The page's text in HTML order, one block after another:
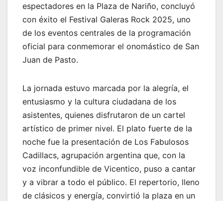
espectadores en la Plaza de Nariño, concluyó
con éxito el Festival Galeras Rock 2025, uno
de los eventos centrales de la programación
oficial para conmemorar el onomástico de San
Juan de Pasto.
La jornada estuvo marcada por la alegría, el
entusiasmo y la cultura ciudadana de los
asistentes, quienes disfrutaron de un cartel
artístico de primer nivel. El plato fuerte de la
noche fue la presentación de Los Fabulosos
Cadillacs, agrupación argentina que, con la
voz inconfundible de Vicentico, puso a cantar
y a vibrar a todo el público. El repertorio, lleno
de clásicos y energía, convirtió la plaza en un